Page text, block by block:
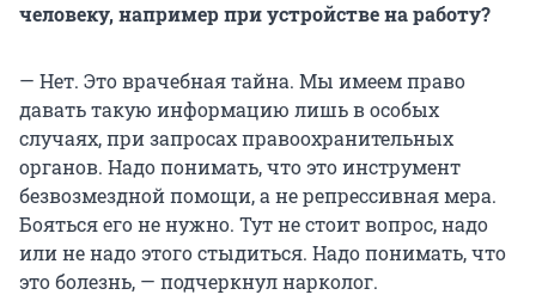
человеку, например при устройстве на работу?
— Нет. Это врачебная тайна. Мы имеем право
давать такую информацию лишь в особых
случаях, при запросах правоохранительных
органов. Надо понимать, что это инструмент
безвозмездной помощи, а не репрессивная мера.
Бояться его не нужно. Тут не стоит вопрос, надо
или не надо этого стыдиться. Надо понимать, что
это болезнь, — подчеркнул нарколог.